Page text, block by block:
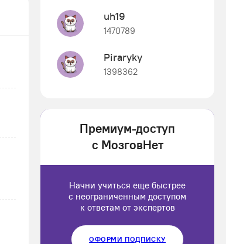
uh19
1470789
Piraryky
1398362
Luluput
Премиум-доступ
с МозговНет
Начни учиться еще быстрее
с неограниченным доступом
к ответам от экспертов
ОФОРМИ ПОДПИСКУ